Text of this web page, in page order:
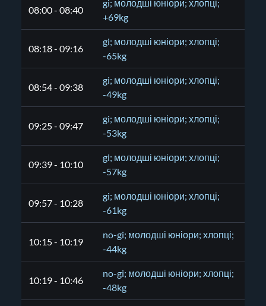
08:00 - 08:40
gi; молодші юніори; хлопці;
+69kg
08:18 - 09:16
gi; молодші юніори; хлопці;
-65kg
08:54 - 09:38
gi; молодші юніори; хлопці;
-49kg
09:25 - 09:47
gi; молодші юніори; хлопці;
-53kg
09:39 - 10:10
gi; молодші юніори; хлопці;
-57kg
09:57 - 10:28
gi; молодші юніори; хлопці;
-61kg
10:15 - 10:19
no-gi; молодші юніори; хлопці;
-44kg
10:19 - 10:46
no-gi; молодші юніори; хлопці;
-48kg